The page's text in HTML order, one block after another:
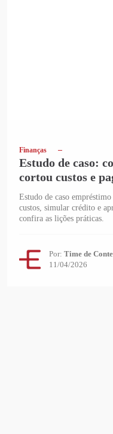
Finanças
Estudo de caso:
cortou custos e
meses
Estudo de caso
custos, simular crédito e
confira as lições práticas.
Por: Time de
11/04/2026